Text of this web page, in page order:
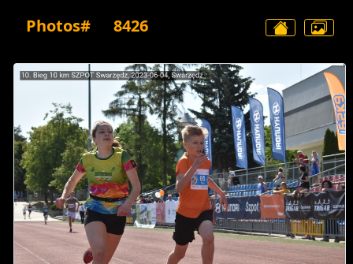
Photos# 8426